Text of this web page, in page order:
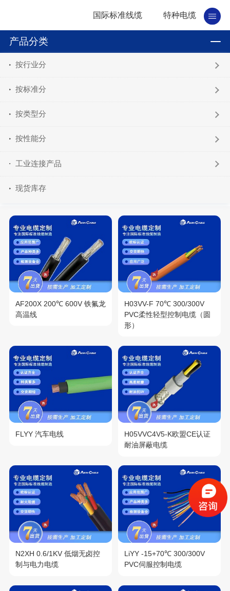
国际标准线缆 特种电缆
产品分类
按行业分
按标准分
按类型分
按性能分
工业连接产品
现货库存
AF200X 200℃ 600V 铁氟龙
高温线
H03VV-F 70℃ 300/300V
PVC柔性轻型控制电缆（圆
形）
FLYY 汽车电线
H05VVC4V5-K欧盟CE认证
耐油屏蔽电缆
N2XH 0.6/1KV 低烟无卤控
制与电力电缆
LiYY -15+70℃ 300/300V
PVC伺服控制电缆